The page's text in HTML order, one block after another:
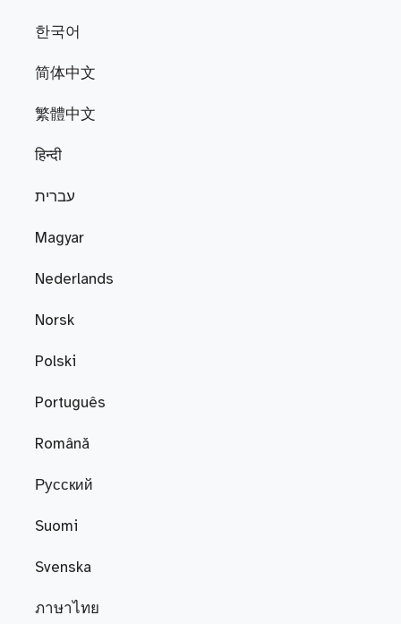
한국어
简体中文
繁體中文
हिन्दी
עברית
Magyar
Nederlands
Norsk
Polski
Português
Română
Русский
Suomi
Svenska
ภาษาไทย